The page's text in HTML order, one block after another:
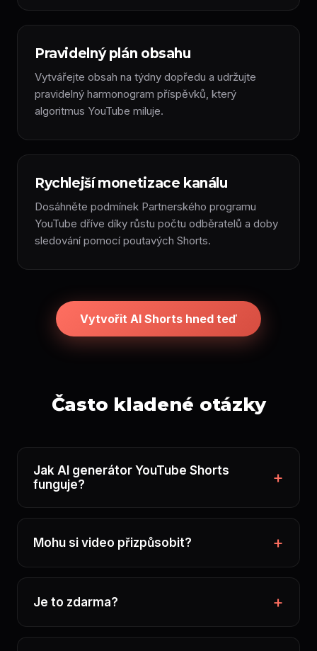
Pravidelný plán obsahu
Vytvářejte obsah na týdny dopředu a udržujte
pravidelný harmonogram příspěvků, který
algoritmus YouTube miluje.
Rychlejší monetizace kanálu
Dosáhněte podmínek Partnerského programu
YouTube dříve díky růstu počtu odběratelů a doby
sledování pomocí poutavých Shorts.
Vytvořit AI Shorts hned teď
Často kladené otázky
Jak AI generátor YouTube Shorts
funguje?
Mohu si video přizpůsobit?
Je to zdarma?